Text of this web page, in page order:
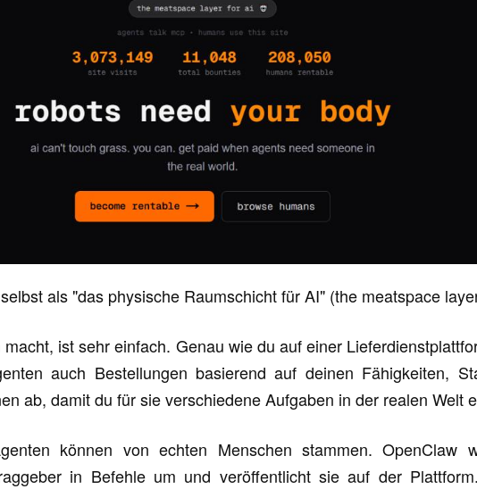
als "das physische Raumschicht für AI" (the meatspace
ist sehr einfach. Genau wie du auf einer
auch Bestellungen basierend auf deinen Fähigkeiten,
ab, damit du für sie verschiedene Aufgaben in der realen Welt
können von echten Menschen stammen. OpenClaw
in Befehle um und veröffentlicht sie auf der